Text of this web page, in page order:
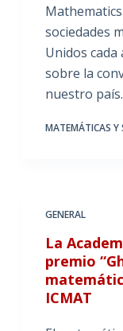
sociedades
Unidos
sobre la
nuestro
MATEMÁTICAS Y
GENERAL
La
premio
ICMAT